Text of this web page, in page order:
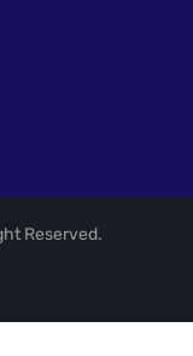
Reserved.